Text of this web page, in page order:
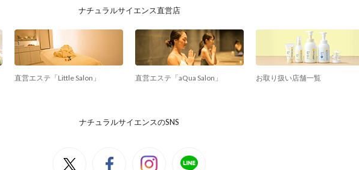
ナチュラルサイエンス直営店
直営エステ「Little Salon」 直営エステ「aQua Salon」 お取り扱い店舗一覧
ナチュラルサイエンスのSNS